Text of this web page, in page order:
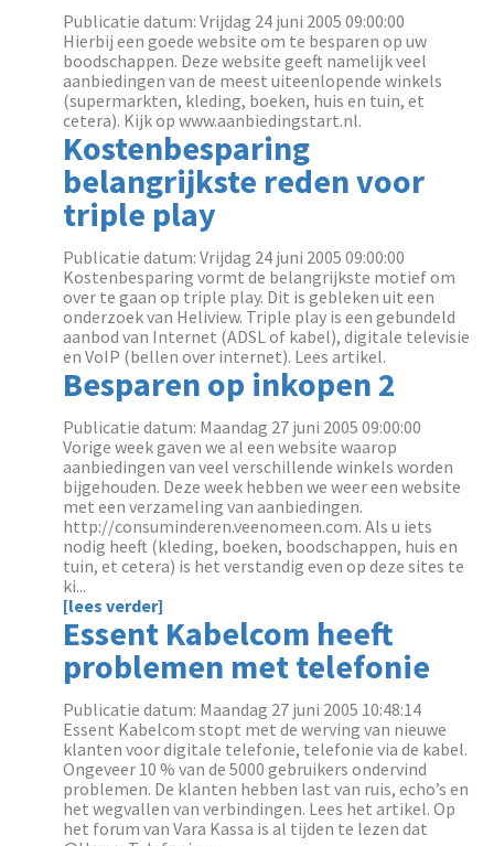
Publicatie datum: Vrijdag 24 juni 2005 09:00:00
Hierbij een goede website om te besparen op uw
boodschappen. Deze website geeft namelijk veel
aanbiedingen van de meest uiteenlopende winkels
(supermarkten, kleding, boeken, huis en tuin, et
cetera). Kijk op www.aanbiedingstart.nl.
Kostenbesparing
belangrijkste reden voor
triple play
Publicatie datum: Vrijdag 24 juni 2005 09:00:00
Kostenbesparing vormt de belangrijkste motief om
over te gaan op triple play. Dit is gebleken uit een
onderzoek van Heliview. Triple play is een gebundeld
aanbod van Internet (ADSL of kabel), digitale televisie
en VoIP (bellen over internet). Lees artikel.
Besparen op inkopen 2
Publicatie datum: Maandag 27 juni 2005 09:00:00
Vorige week gaven we al een website waarop
aanbiedingen van veel verschillende winkels worden
bijgehouden. Deze week hebben we weer een website
met een verzameling van aanbiedingen.
http://consuminderen.veenomeen.com. Als u iets
nodig heeft (kleding, boeken, boodschappen, huis en
tuin, et cetera) is het verstandig even op deze sites te
ki...
[lees verder]
Essent Kabelcom heeft
problemen met telefonie
Publicatie datum: Maandag 27 juni 2005 10:48:14
Essent Kabelcom stopt met de werving van nieuwe
klanten voor digitale telefonie, telefonie via de kabel.
Ongeveer 10 % van de 5000 gebruikers ondervind
problemen. De klanten hebben last van ruis, echo’s en
het wegvallen van verbindingen. Lees het artikel. Op
het forum van Vara Kassa is al tijden te lezen dat